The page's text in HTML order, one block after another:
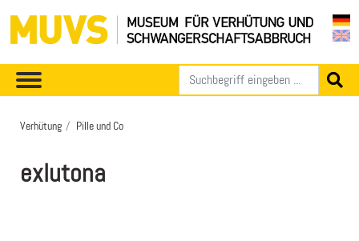
Verhütung Pille und Co
exlutona